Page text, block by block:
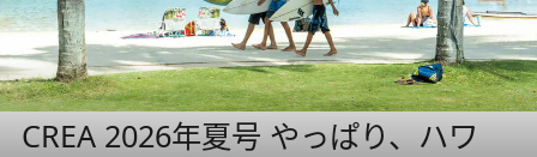
CREA 2026年夏号 やっぱり、ハワ